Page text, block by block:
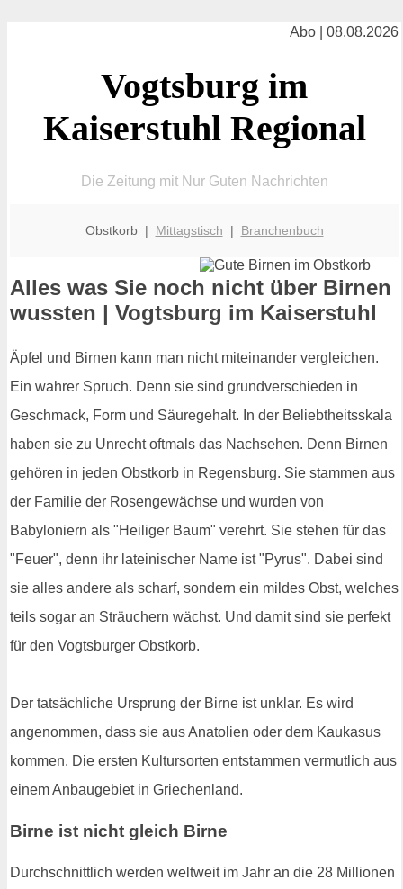
Abo | 08.08.2026
Vogtsburg im
Kaiserstuhl Regional
Die Zeitung mit Nur Guten Nachrichten
Obstkorb | Mittagstisch | Branchenbuch
Alles was Sie noch nicht über Birnen
wussten | Vogtsburg im Kaiserstuhl
Äpfel und Birnen kann man nicht miteinander vergleichen.
Ein wahrer Spruch. Denn sie sind grundverschieden in
Geschmack, Form und Säuregehalt. In der Beliebtheitsskala
haben sie zu Unrecht oftmals das Nachsehen. Denn Birnen
gehören in jeden Obstkorb in Regensburg. Sie stammen aus
der Familie der Rosengewächse und wurden von
Babyloniern als "Heiliger Baum" verehrt. Sie stehen für das
"Feuer", denn ihr lateinischer Name ist "Pyrus". Dabei sind
sie alles andere als scharf, sondern ein mildes Obst, welches
teils sogar an Sträuchern wächst. Und damit sind sie perfekt
für den Vogtsburger Obstkorb.
Der tatsächliche Ursprung der Birne ist unklar. Es wird
angenommen, dass sie aus Anatolien oder dem Kaukasus
kommen. Die ersten Kultursorten entstammen vermutlich aus
einem Anbaugebiet in Griechenland.
Birne ist nicht gleich Birne
Durchschnittlich werden weltweit im Jahr an die 28 Millionen